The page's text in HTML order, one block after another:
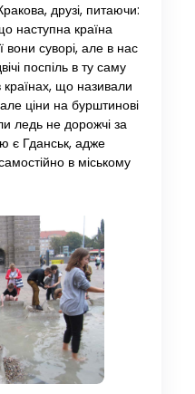
друзі, питаючи:
наступна країна
суворі, але в нас
поспіль в ту саму
країнах, що називали
ціни на бурштинові
ледь не дорожчі за
є Гданськ, адже
в міському